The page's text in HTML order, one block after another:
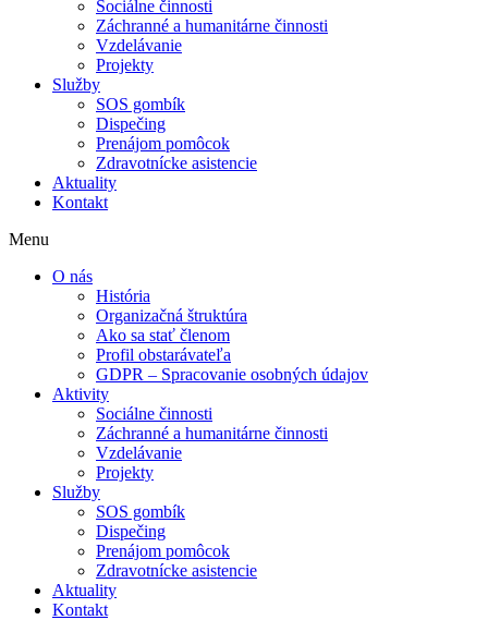
Sociálne činnosti
Záchranné a humanitárne činnosti
Vzdelávanie
Projekty
Služby
SOS gombík
Dispečing
Prenájom pomôcok
Zdravotnícke asistencie
Aktuality
Kontakt
Menu
O nás
História
Organizačná štruktúra
Ako sa stať členom
Profil obstarávateľa
GDPR – Spracovanie osobných údajov
Aktivity
Sociálne činnosti
Záchranné a humanitárne činnosti
Vzdelávanie
Projekty
Služby
SOS gombík
Dispečing
Prenájom pomôcok
Zdravotnícke asistencie
Aktuality
Kontakt